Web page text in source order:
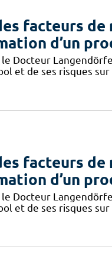
facteurs
d’un
Docteur
et de ses risques sur
facteurs
d’un
Docteur
et de ses risques sur